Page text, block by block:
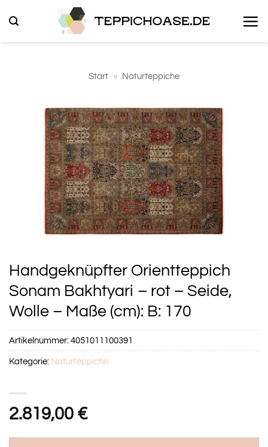
Inhalt
Start » Naturteppiche
Handgeknüpfter Orientteppich
Sonam Bakhtyari – rot – Seide,
Wolle – Maße (cm): B: 170
2.819,00 €
Artikelnummer:4051011100391
Kategorie: Naturteppiche